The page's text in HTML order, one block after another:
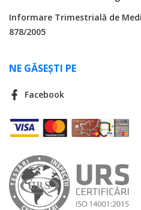
Informare Trimestrială de
878/2005
NE GĂSEȘTI PE
Facebook